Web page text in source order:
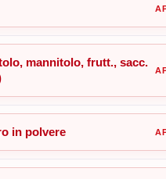
mannitolo, frutt., sacc.
in polvere